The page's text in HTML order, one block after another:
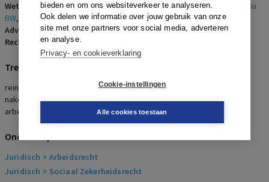
bieden en om ons websiteverkeer te analyseren.
Ook delen we informatie over jouw gebruik van onze
site met onze partners voor social media, adverteren
en analyse.
Privacy- en cookieverklaring
Cookie-instellingen
Alle cookies toestaan
Wetsartikelen:7:629a BW, 7:669 lid 1 BW,7:669 lid 3 sub e BW
7:670a
BW,
7:671b lid 1 sub a BW
Advocaten:H.S. Snijders
Rechters:M.H. Rochat
Trefwoorden
reintegratieverplichtingen, ernstig verwijtbaar handelen, niet
nakomen reintegratieverplichtingen, ontbinding
arbeidsovereenkomst
Onderwerpen
Juridisch > Arbeidsrecht
Juridisch > Sociaal Zekerheidsrecht